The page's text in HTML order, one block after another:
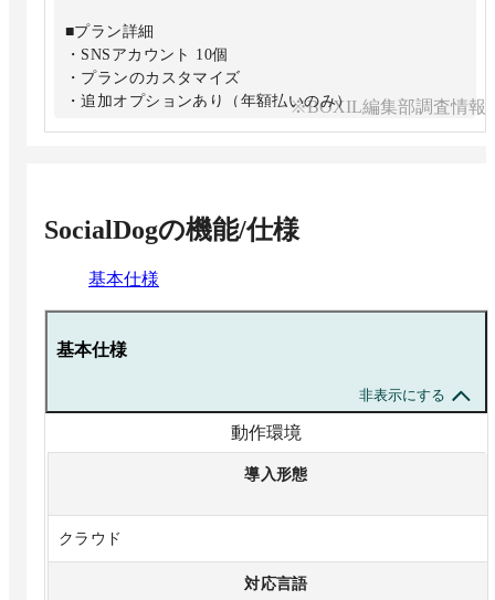
■プラン詳細
・SNSアカウント 10個
・プランのカスタマイズ
・追加オプションあり（年額払いのみ）※BOXIL編集部調査情報
SocialDogの機能/仕様
基本仕様
基本仕様
非表示にする
動作環境
導入形態
クラウド
対応言語